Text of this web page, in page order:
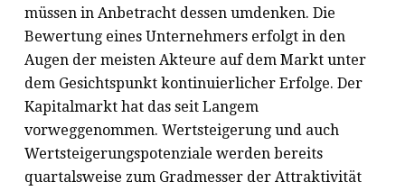
müssen in Anbetracht dessen umdenken. Die
Bewertung eines Unternehmers erfolgt in den
Augen der meisten Akteure auf dem Markt unter
dem Gesichtspunkt kontinuierlicher Erfolge. Der
Kapitalmarkt hat das seit Langem
vorweggenommen. Wertsteigerung und auch
Wertsteigerungspotenziale werden bereits
quartalsweise zum Gradmesser der Attraktivität